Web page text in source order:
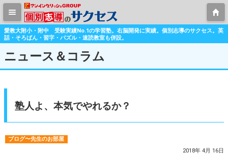
愛教大附小・附中 受験実績No.1の学習塾。右脳開発に実績。個別志導のサクセス。英
話・そろばん・習字・パズル・速読教室も併設。
ニュース＆コラム
塾人よ、本気でやれるか？
ブログ〜先生のお部屋
2018年 4月 16日